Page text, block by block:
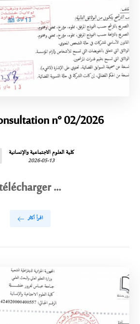
n° 02/2026
كلية العلوم الاجتماعية والإنسانية
2026-05-13
...
اقرأ أكثر